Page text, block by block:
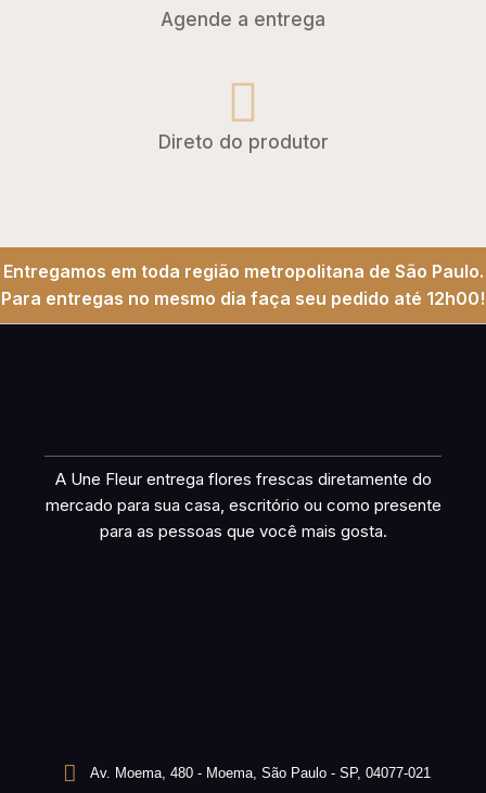
Agende a entrega
Direto do produtor
Entregamos em toda região metropolitana de São Paulo.
Para entregas no mesmo dia faça seu pedido até 12h00!
A Une Fleur entrega flores frescas diretamente do
mercado para sua casa, escritório ou como presente
para as pessoas que você mais gosta.
Av. Moema, 480 - Moema, São Paulo - SP, 04077-021